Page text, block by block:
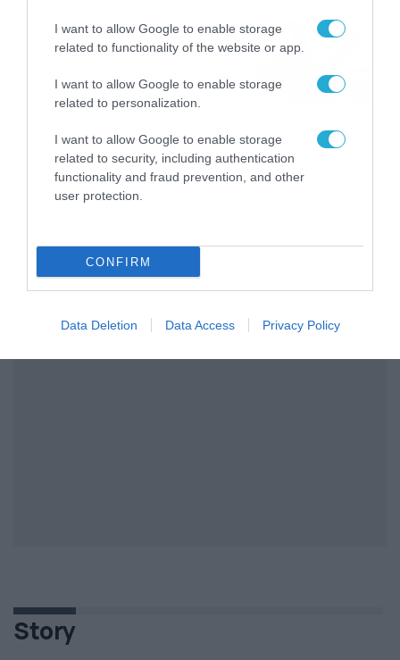
I want to allow Google to enable storage
related to functionality of the website or app.
I want to allow Google to enable storage
related to personalization.
I want to allow Google to enable storage
related to security, including authentication
functionality and fraud prevention, and other
user protection.
CONFIRM
Data Deletion Data Access Privacy Policy
Εορτολόγιο 6-8: Ποιοι
γιορτάζουν σήμερα; Χρόνια
06/08/2026 08:05
Story